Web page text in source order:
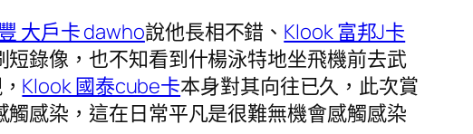
大戶卡 dawho說他長相不錯、 Klook 富邦J卡
錄像，也不知看到什楊泳特地坐飛機前去武
Klook 國泰cube卡本身對其向往已久，此次賞
感染，這在日常平凡是很難無機會感觸感染